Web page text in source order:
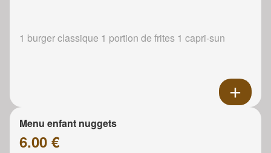
1 burger classique 1 portion de frites 1 capri-sun
Menu enfant nuggets
6.00 €